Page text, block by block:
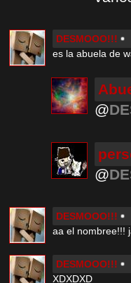
DESMOOO!!!
es la abuela de
@
@
DESMOOO!!!
aa el nombree!!!
DESMOOO!!!
XDXDXD